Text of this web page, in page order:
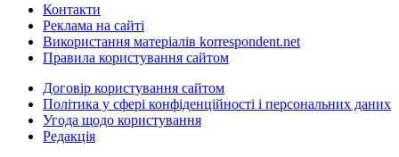
Контакти
Реклама на сайті
Використання матеріалів korrespondent.net
Правила користування сайтом
Договір користування сайтом
Політика у сфері конфіденційності і персональних даних
Угода щодо користування
Редакція